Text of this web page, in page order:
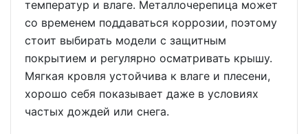
температур и влаге. Металлочерепица может
со временем поддаваться коррозии, поэтому
стоит выбирать модели с защитным
покрытием и регулярно осматривать крышу.
Мягкая кровля устойчива к влаге и плесени,
хорошо себя показывает даже в условиях
частых дождей или снега.